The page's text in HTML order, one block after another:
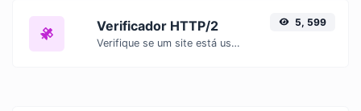
Verificador HTTP/2
Verifique se um site está usando o novo protocolo HTTP/2 ou não.
5, 599